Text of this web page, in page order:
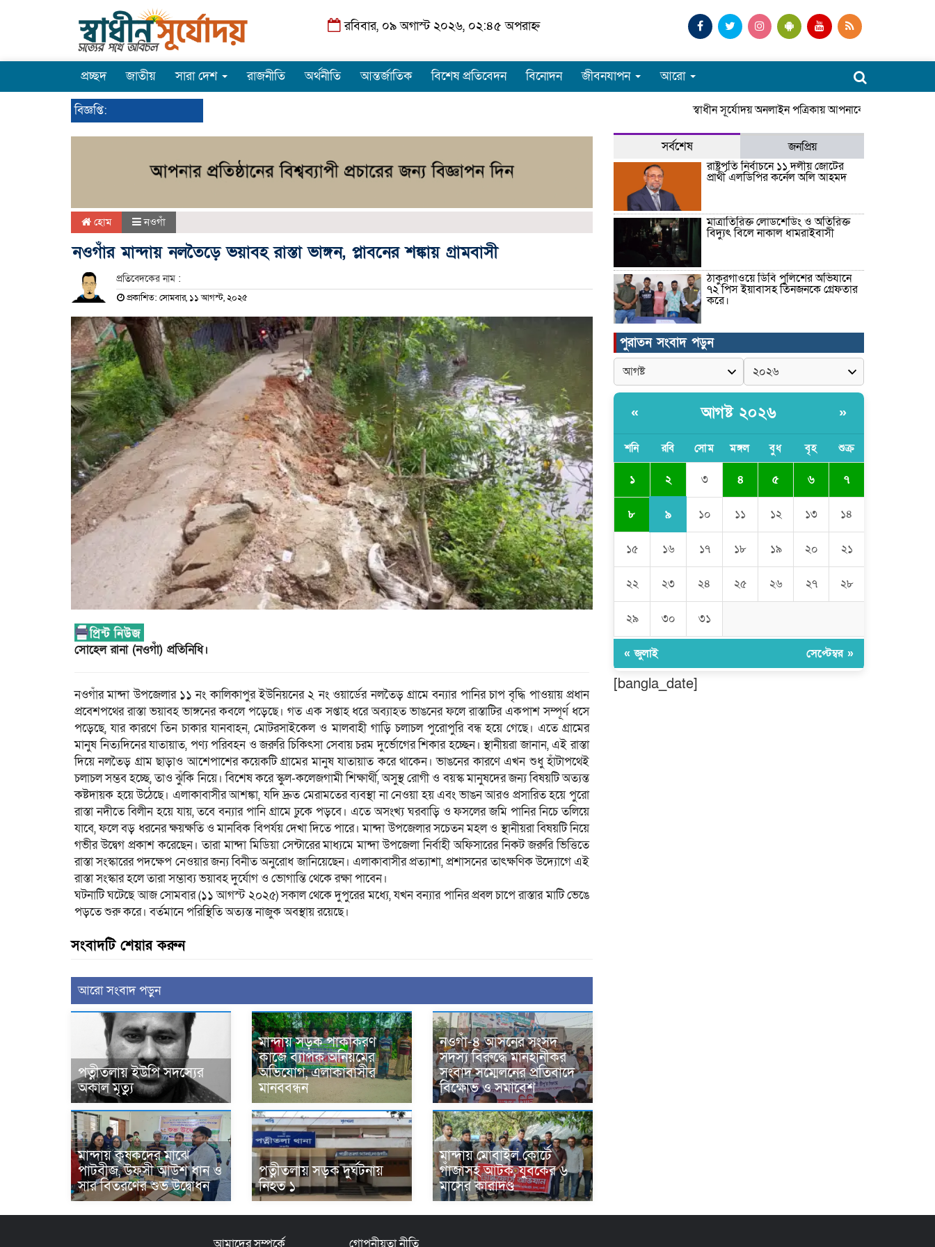
রবিবার, ০৯ অগাস্ট ২০২৬, ০২:৪৫ অপরাহ্ন
প্রচ্ছদ জাতীয় সারা দেশ রাজনীতি অর্থনীতি আন্তর্জাতিক বিশেষ প্রতিবেদন বিনোদন জীবনযাপন আরো
বিজ্ঞপ্তি: স্বাধীন সূর্যোদয় অনলাইন পত্রিকায় আপনাকে স্বাগতম।
হোম নওগাঁ
নওগাঁর মান্দায় নলতৈড়ে ভয়াবহ রাস্তা ভাঙ্গন, প্লাবনের শঙ্কায় গ্রামবাসী
প্রতিবেদকের নাম :
প্রকাশিত: সোমবার, ১১ আগস্ট, ২০২৫
সোহেল রানা (নওগাঁ) প্রতিনিধি।
নওগাঁর মান্দা উপজেলার ১১ নং কালিকাপুর ইউনিয়নের ২ নং ওয়ার্ডের নলতৈড় গ্রামে বন্যার পানির চাপ বৃদ্ধি পাওয়ায় প্রধান
প্রবেশপথের রাস্তা ভয়াবহ ভাঙ্গনের কবলে পড়েছে। গত এক সপ্তাহ ধরে অব্যাহত ভাঙনের ফলে রাস্তাটির একপাশ সম্পূর্ণ ধসে
পড়েছে, যার কারণে তিন চাকার যানবাহন, মোটরসাইকেল ও মালবাহী গাড়ি চলাচল পুরোপুরি বন্ধ হয়ে গেছে। এতে গ্রামের
মানুষ নিত্যদিনের যাতায়াত, পণ্য পরিবহন ও জরুরি চিকিৎসা সেবায় চরম দুর্ভোগের শিকার হচ্ছেন। স্থানীয়রা জানান, এই রাস্তা
দিয়ে নলতৈড় গ্রাম ছাড়াও আশেপাশের কয়েকটি গ্রামের মানুষ যাতায়াত করে থাকেন। ভাঙনের কারণে এখন শুধু হাঁটাপথেই
চলাচল সম্ভব হচ্ছে, তাও ঝুঁকি নিয়ে। বিশেষ করে স্কুল-কলেজগামী শিক্ষার্থী, অসুস্থ রোগী ও বয়স্ক মানুষদের জন্য বিষয়টি অত্যন্ত
কষ্টদায়ক হয়ে উঠেছে। এলাকাবাসীর আশঙ্কা, যদি দ্রুত মেরামতের ব্যবস্থা না নেওয়া হয় এবং ভাঙন আরও প্রসারিত হয়ে পুরো
রাস্তা নদীতে বিলীন হয়ে যায়, তবে বন্যার পানি গ্রামে ঢুকে পড়বে। এতে অসংখ্য ঘরবাড়ি ও ফসলের জমি পানির নিচে তলিয়ে
যাবে, ফলে বড় ধরনের ক্ষয়ক্ষতি ও মানবিক বিপর্যয় দেখা দিতে পারে। মান্দা উপজেলার সচেতন মহল ও স্থানীয়রা বিষয়টি নিয়ে
গভীর উদ্বেগ প্রকাশ করেছেন। তারা মান্দা মিডিয়া সেন্টারের মাধ্যমে মান্দা উপজেলা নির্বাহী অফিসারের নিকট জরুরি ভিত্তিতে
রাস্তা সংস্কারের পদক্ষেপ নেওয়ার জন্য বিনীত অনুরোধ জানিয়েছেন। এলাকাবাসীর প্রত্যাশা, প্রশাসনের তাৎক্ষণিক উদ্যোগে এই
রাস্তা সংস্কার হলে তারা সম্ভাব্য ভয়াবহ দুর্যোগ ও ভোগান্তি থেকে রক্ষা পাবেন।
ঘটনাটি ঘটেছে আজ সোমবার (১১ আগস্ট ২০২৫) সকাল থেকে দুপুরের মধ্যে, যখন বন্যার পানির প্রবল চাপে রাস্তার মাটি ভেঙে
পড়তে শুরু করে। বর্তমানে পরিস্থিতি অত্যন্ত নাজুক অবস্থায় রয়েছে।
সংবাদটি শেয়ার করুন
আরো সংবাদ পড়ুন
পত্নীতলায় ইউপি সদস্যের
অকাল মৃত্যু
মান্দায় সড়ক পাকাকরণ
কাজে ব্যাপক অনিয়মের
অভিযোগ, এলাকাবাসীর
মানববন্ধন
নওগাঁ-৪ আসনের সংসদ
সদস্য বিরুদ্ধে মানহানীকর
সংবাদ সম্মেলনের প্রতিবাদে
বিক্ষোভ ও সমাবেশ
মান্দায় কৃষকদের মাঝে
পাটবীজ, উফসী আউশ ধান ও
সার বিতরণের শুভ উদ্বোধন
পত্নীতলায় সড়ক দুর্ঘটনায়
নিহত ১
মান্দায় মোবাইল কোর্টে
গাঁজাসহ আটক, যুবকের ৬
মাসের কারাদণ্ড
সর্বশেষ
জনপ্রিয়
রাষ্ট্রপতি নির্বাচনে ১১ দলীয় জোটের
প্রার্থী এলডিপির কর্নেল অলি আহমদ
মাত্রাতিরিক্ত লোডশেডিং ও অতিরিক্ত
বিদ্যুৎ বিলে নাকাল ধামরাইবাসী
ঠাকুরগাঁওয়ে ডিবি পুলিশের অভিযানে
৭২ পিস ইয়াবাসহ তিনজনকে গ্রেফতার
করে।
উদ্বোধন হলো রানীশংকৈল উপজেলা
মডেল মসজিদ।
কুমিল্লা প্রেসক্লাবে তিন সাবেক
সভাপতিকে স্মরণ
জলবায়ু পরিবর্তনের বিরূপ প্রভাব
মোকাবেলায়, বৃক্ষ রোপণ কর্মসূচি।
ফেরাতে বিশেষ ভূমিকা রাখছেন ওসি
বার্ষিক নির্বাচন সম্পন্ন, সভাপতি
সিরাজুল ও সাধারণ সম্পাদক হামিদুর
শিক্ষার্থীকে সত্যিকারের মানুষ হিসেবে
গড়ে তুলতে হবে -জবি ভিসি ড. রইছ
উদদীন
সড়ক নিরাপত্তা ও জনসচেতনতা
পুরাতন সংবাদ পড়ুন
« আগষ্ট ২০২৬ »
শনি রবি সোম মঙ্গল বুধ বৃহ শুক্র
১ ২ ৩ ৪ ৫ ৬ ৭
৮ ৯ ১০ ১১ ১২ ১৩ ১৪
১৫ ১৬ ১৭ ১৮ ১৯ ২০ ২১
২২ ২৩ ২৪ ২৫ ২৬ ২৭ ২৮
২৯ ৩০ ৩১
« জুলাই সেপ্টেম্বর »
[bangla_date]
আমাদের সম্পর্কে গোপনীয়তা নীতি